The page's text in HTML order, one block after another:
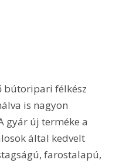
bútoripari félkész
is nagyon
gyár új terméke a
által kedvelt
farostalapú,